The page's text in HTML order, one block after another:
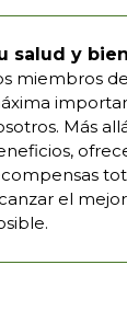
salud y
miembros
Más
el